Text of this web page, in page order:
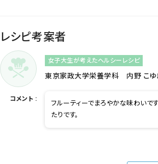
レシピ考案者
女子大生が考えたヘルシーレシピ
東京家政大学栄養学科 内野 こゆ
コメント :
フルーティーでまろやかな味わいで
たりです。